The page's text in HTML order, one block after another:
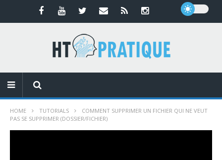
HOME TUTORIALS
COMMENT SUPPRIMER UN FICHIER QUI NE VEUT
PAS SE SUPPRIMER (DOSSIER/FICHIER)